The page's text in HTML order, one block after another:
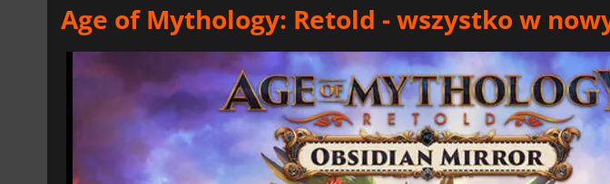
Age of Mythology: Retold - wszystko w